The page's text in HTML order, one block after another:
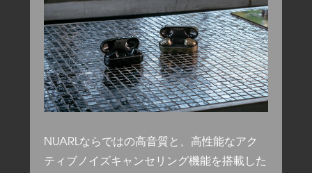
NUARLならではの高音質と、高性能なアク
ティブノイズキャンセリング機能を搭載した